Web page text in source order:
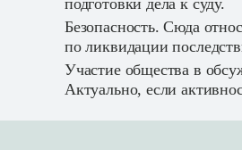
подготовки дела к суду.
Безопасность. Сюда
по ликвидации
Участие общества в
Актуально, если